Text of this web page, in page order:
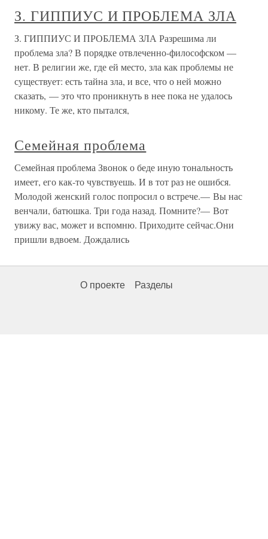
З. ГИППИУС И ПРОБЛЕМА ЗЛА
З. ГИППИУС И ПРОБЛЕМА ЗЛА Разрешима ли
проблема зла? В порядке отвлеченно-философском —
нет. В религии же, где ей место, зла как проблемы не
существует: есть тайна зла, и все, что о ней можно
сказать, — это что проникнуть в нее пока не удалось
никому. Те же, кто пытался,
Семейная проблема
Семейная проблема Звонок о беде иную тональность
имеет, его как-то чувствуешь. И в тот раз не ошибся.
Молодой женский голос попросил о встрече.— Вы нас
венчали, батюшка. Три года назад. Помните?— Вот
увижу вас, может и вспомню. Приходите сейчас.Они
пришли вдвоем. Дождались
О проекте Разделы